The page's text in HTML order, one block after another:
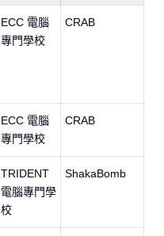
ECC 電腦
專門學校
CRAB
ECC 電腦
專門學校
CRAB
TRIDENT
電腦專門學
校
ShakaBomb